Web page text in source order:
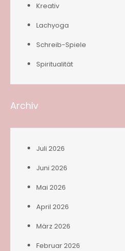
Kreativ
Lachyoga
Schreib-Spiele
Spiritualität
Archiv
Juli 2026
Juni 2026
Mai 2026
April 2026
März 2026
Februar 2026